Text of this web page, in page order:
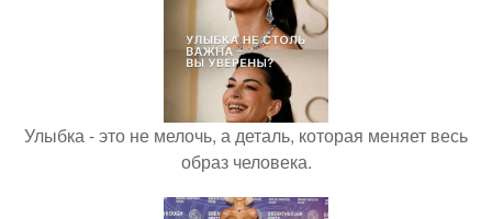
Улыбка - это не мелочь, а деталь, которая меняет весь
образ человека.